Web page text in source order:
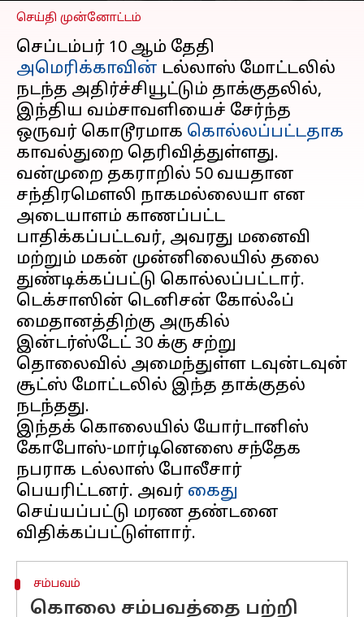
செய்தி முன்னோட்டம்
செப்டம்பர் 10 ஆம் தேதி
அமெரிக்காவின் டல்லாஸ் மோட்டலில்
நடந்த அதிர்ச்சியூட்டும் தாக்குதலில்,
இந்திய வம்சாவளியைச் சேர்ந்த
ஒருவர் கொடூரமாக கொல்லப்பட்டதாக
காவல்துறை தெரிவித்துள்ளது.
வன்முறை தகராறில் 50 வயதான
சந்திரமௌலி நாகமல்லையா என
அடையாளம் காணப்பட்ட
பாதிக்கப்பட்டவர், அவரது மனைவி
மற்றும் மகன் முன்னிலையில் தலை
துண்டிக்கப்பட்டு கொல்லப்பட்டார்.
டெக்சாஸின் டெனிசன் கோல்ஃப்
மைதானத்திற்கு அருகில்
இன்டர்ஸ்டேட் 30 க்கு சற்று
தொலைவில் அமைந்துள்ள டவுன்டவுன்
சூட்ஸ் மோட்டலில் இந்த தாக்குதல்
இந்தக் கொலையில் யோர்டானிஸ்
கோபோஸ்-மார்டினெஸை சந்தேக
நபராக டல்லாஸ் போலீசார்
பெயரிட்டனர். அவர் கைது
செய்யப்பட்டு மரண தண்டனை
சம்பவம்
கொலை சம்பவத்தை பற்றி